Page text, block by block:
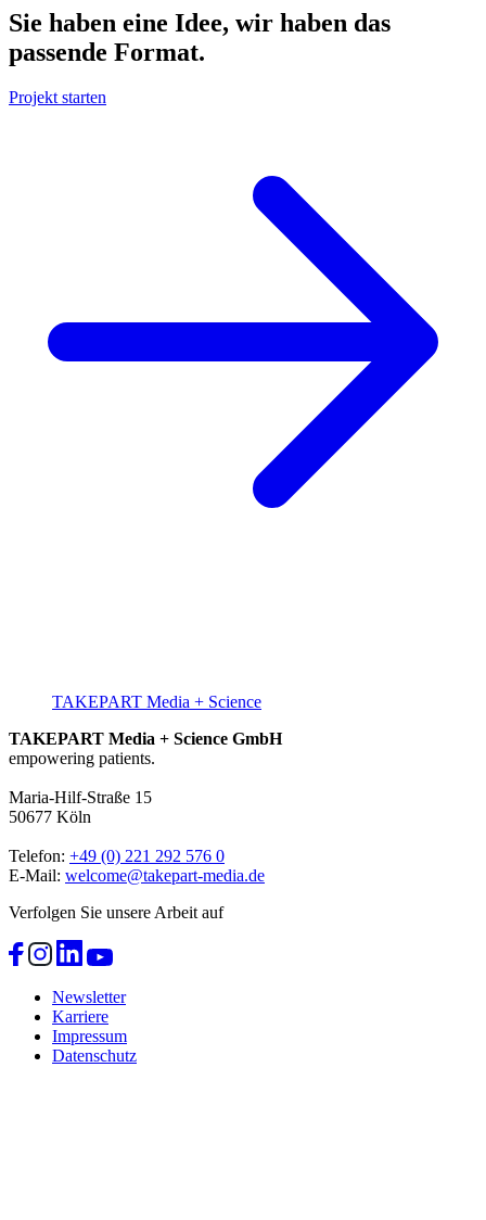
Sie haben eine Idee, wir haben das
passende Format.
Projekt starten
TAKEPART Media + Science
TAKEPART Media + Science GmbH
empowering patients.
Maria-Hilf-Straße 15
50677 Köln
Telefon: +49 (0) 221 292 576 0
E-Mail: welcome@takepart-media.de
Verfolgen Sie unsere Arbeit auf
Newsletter
Karriere
Impressum
Datenschutz